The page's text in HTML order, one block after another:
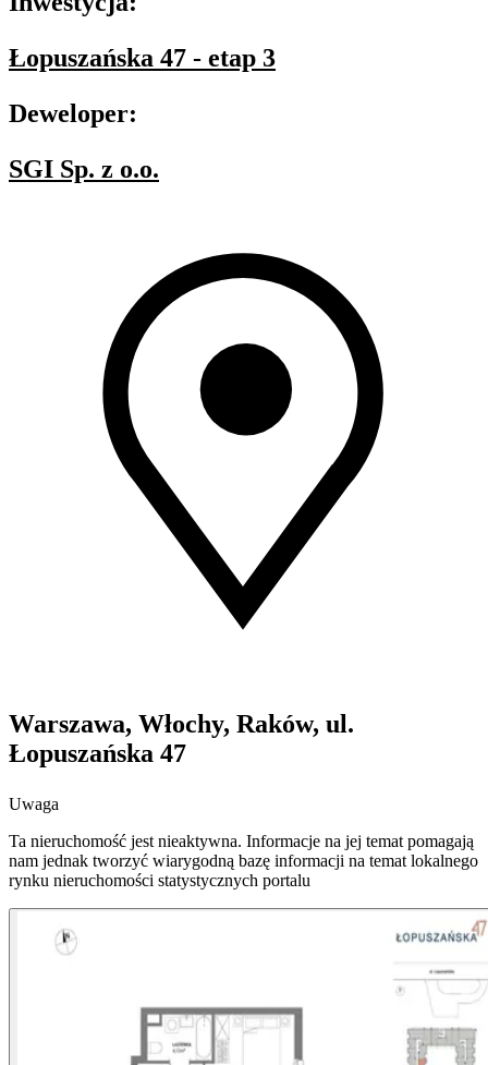
Łopuszańska 47 - etap 3
Deweloper:
SGI Sp. z o.o.
Warszawa, Włochy, Raków, ul.
Łopuszańska 47
Uwaga
Ta nieruchomość jest nieaktywna. Informacje na jej temat pomagają
nam jednak tworzyć wiarygodną bazę informacji na temat lokalnego
rynku nieruchomości statystycznych portalu